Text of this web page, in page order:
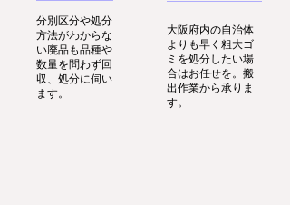
分別区分や処分
方法がわからな
い廃品も品種や
数量を問わず回
収、処分に伺い
ます。
大阪府内の自治体
よりも早く粗大ゴ
ミを処分したい場
合はお任せを。搬
出作業から承りま
す。